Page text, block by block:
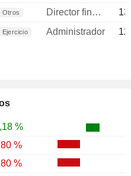
%
%
%
Otros Director financiero
Ejercicio Administrador